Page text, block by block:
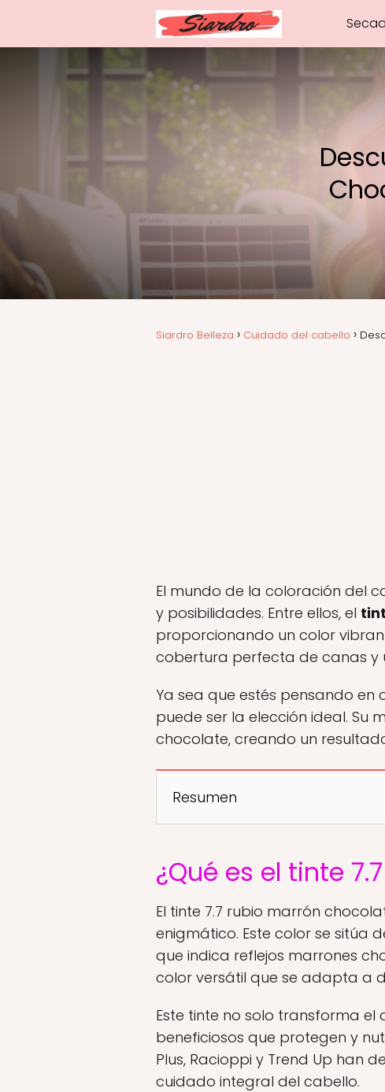
Siardro Belleza Cuidado del cabello
El mundo de la coloración del
y posibilidades. Entre ellos, el
proporcionando un color
cobertura perfecta de canas y
Ya sea que estés pensando
puede ser la elección ideal.
chocolate, creando un
Resumen
¿Qué es el tinte
El tinte 7.7 rubio marrón
enigmático. Este color se sitúa
que indica reflejos marrones
color versátil que se adapta a
Este tinte no solo transforma
beneficiosos que protegen y
Plus, Racioppi y Trend Up han
cuidado integral del cabello.